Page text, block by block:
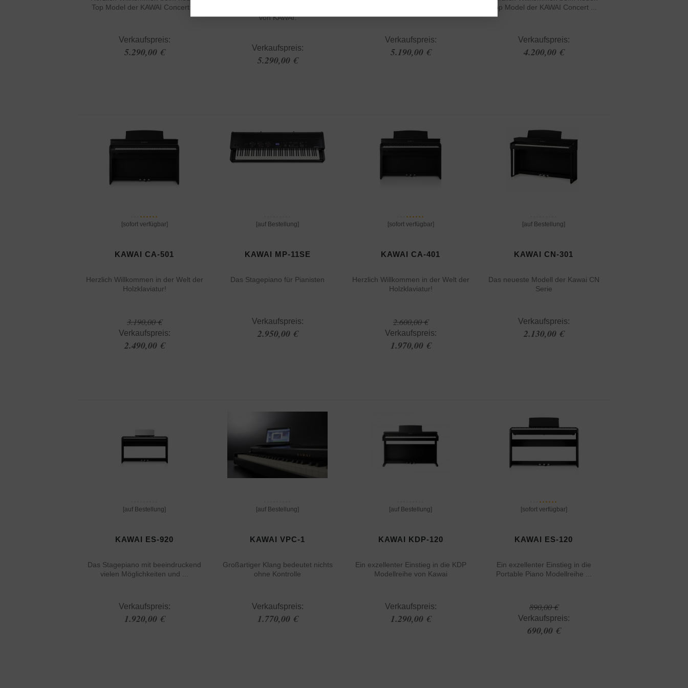
Top Model der KAWAI Concert ...
Verkaufspreis:
5.290,00 €
von KAWAI.
Verkaufspreis:
5.290,00 €
Verkaufspreis:
5.190,00 €
Top Model der KAWAI Concert ...
Verkaufspreis:
4.200,00 €
[sofort verfügbar]
KAWAI CA-501
Herzlich Willkommen in der Welt der
Holzklaviatur!
3.190,00 €
Verkaufspreis:
2.490,00 €
[auf Bestellung]
KAWAI MP-11SE
Das Stagepiano für Pianisten
Verkaufspreis:
2.950,00 €
[sofort verfügbar]
KAWAI CA-401
Herzlich Willkommen in der Welt der
Holzklaviatur!
2.600,00 €
Verkaufspreis:
1.970,00 €
[auf Bestellung]
KAWAI CN-301
Das neueste Modell der Kawai CN
Serie
Verkaufspreis:
2.130,00 €
[auf Bestellung]
KAWAI ES-920
Das Stagepiano mit beeindruckend
vielen Möglichkeiten und ...
Verkaufspreis:
1.920,00 €
[auf Bestellung]
KAWAI VPC-1
Großartiger Klang bedeutet nichts
ohne Kontrolle
Verkaufspreis:
1.770,00 €
[auf Bestellung]
KAWAI KDP-120
Ein exzellenter Einstieg in die KDP
Modellreihe von Kawai
Verkaufspreis:
1.290,00 €
[sofort verfügbar]
KAWAI ES-120
Ein exzellenter Einstieg in die
Portable Piano Modellreihe ...
890,00 €
Verkaufspreis:
690,00 €